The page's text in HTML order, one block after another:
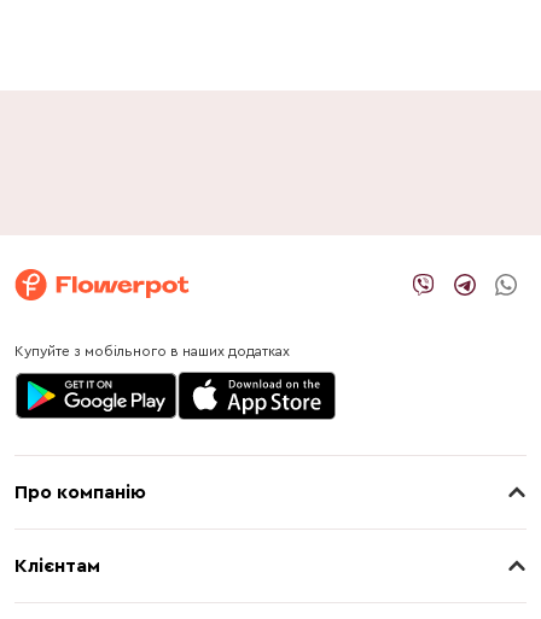
Купуйте з мобільного в наших додатках
Про компанію
Клієнтам